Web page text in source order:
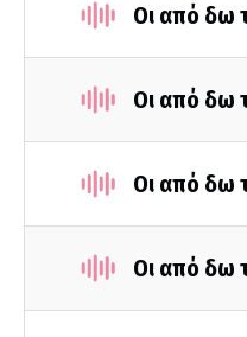
Οι από δω
Οι από δω
Οι από δω
Οι από δω